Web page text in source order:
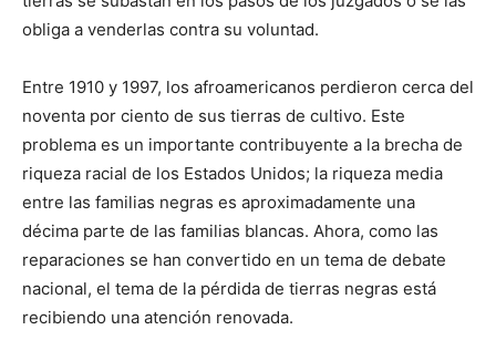
obliga a venderlas contra su voluntad.
Entre 1910 y 1997, los afroamericanos perdieron cerca del
noventa por ciento de sus tierras de cultivo. Este
problema es un importante contribuyente a la brecha de
riqueza racial de los Estados Unidos; la riqueza media
entre las familias negras es aproximadamente una
décima parte de las familias blancas. Ahora, como las
reparaciones se han convertido en un tema de debate
nacional, el tema de la pérdida de tierras negras está
recibiendo una atención renovada.